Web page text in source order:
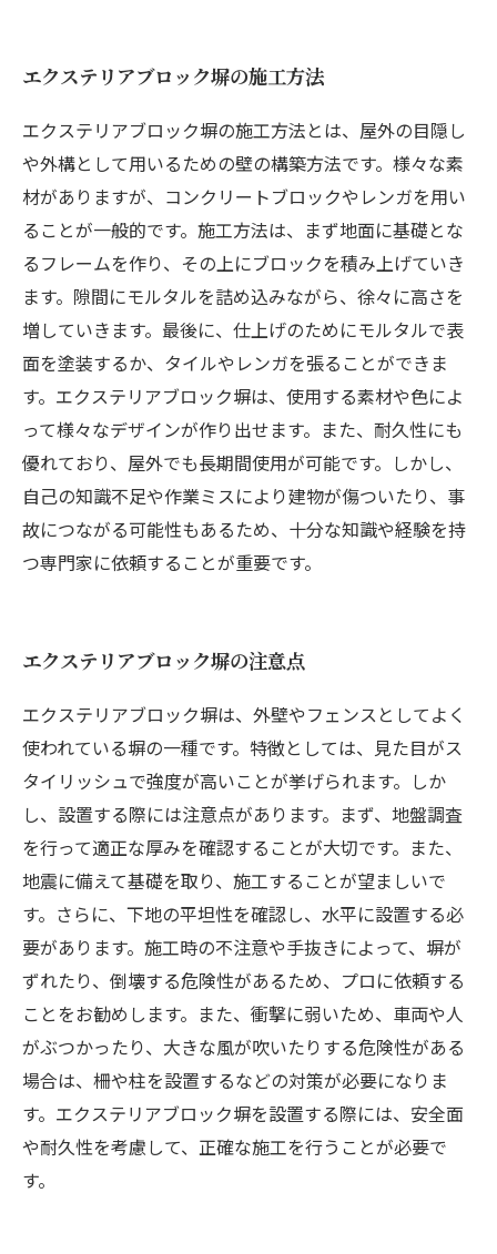
エクステリアブロック塀の施工方法
エクステリアブロック塀の施工方法とは、屋外の目隠し
や外構として用いるための壁の構築方法です。様々な素
材がありますが、コンクリートブロックやレンガを用い
ることが一般的です。施工方法は、まず地面に基礎とな
るフレームを作り、その上にブロックを積み上げていき
ます。隙間にモルタルを詰め込みながら、徐々に高さを
増していきます。最後に、仕上げのためにモルタルで表
面を塗装するか、タイルやレンガを張ることができま
す。エクステリアブロック塀は、使用する素材や色によ
って様々なデザインが作り出せます。また、耐久性にも
優れており、屋外でも長期間使用が可能です。しかし、
自己の知識不足や作業ミスにより建物が傷ついたり、事
故につながる可能性もあるため、十分な知識や経験を持
つ専門家に依頼することが重要です。
エクステリアブロック塀の注意点
エクステリアブロック塀は、外壁やフェンスとしてよく
使われている塀の一種です。特徴としては、見た目がス
タイリッシュで強度が高いことが挙げられます。しか
し、設置する際には注意点があります。まず、地盤調査
を行って適正な厚みを確認することが大切です。また、
地震に備えて基礎を取り、施工することが望ましいで
す。さらに、下地の平坦性を確認し、水平に設置する必
要があります。施工時の不注意や手抜きによって、塀が
ずれたり、倒壊する危険性があるため、プロに依頼する
ことをお勧めします。また、衝撃に弱いため、車両や人
がぶつかったり、大きな風が吹いたりする危険性がある
場合は、柵や柱を設置するなどの対策が必要になりま
す。エクステリアブロック塀を設置する際には、安全面
や耐久性を考慮して、正確な施工を行うことが必要で
す。